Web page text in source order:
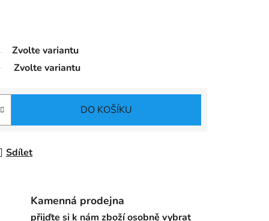
Zvolte variantu
Zvolte variantu
DO KOŠÍKU
Sdílet
Kamenná prodejna
přijďte si k nám zboží osobně vybrat